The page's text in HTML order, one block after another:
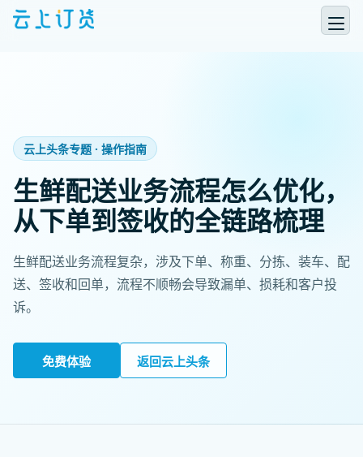
云上头条专题 · 操作指南
生鲜配送业务流程怎么优化，
从下单到签收的全链路梳理
生鲜配送业务流程复杂，涉及下单、称重、分拣、装车、配
送、签收和回单，流程不顺畅会导致漏单、损耗和客户投
诉。
免费体验 返回云上头条